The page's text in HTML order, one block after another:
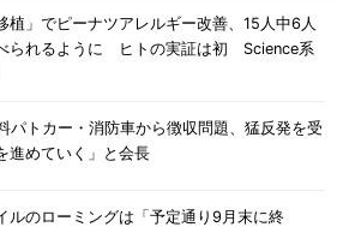
植」でピーナツアレルギー改善、15人中6人
られるように ヒトの実証は初 Science系
パトカー・消防車から徴収問題、猛反発を受
進めていく」と会長
ルのローミングは「予定通り9月末に終